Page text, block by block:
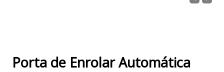
Porta de Enrolar Automática